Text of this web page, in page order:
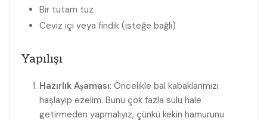
Bir tutam tuz
Ceviz içi veya fındık (isteğe bağlı)
Yapılışı
Hazırlık Aşaması: Öncelikle bal kabaklarımızı
haşlayıp ezelim. Bunu çok fazla sulu hale
getirmeden yapmalıyız, çünkü kekin hamurunu